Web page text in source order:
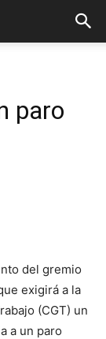
paro
del gremio
exigirá a la
(CGT) un
a un paro